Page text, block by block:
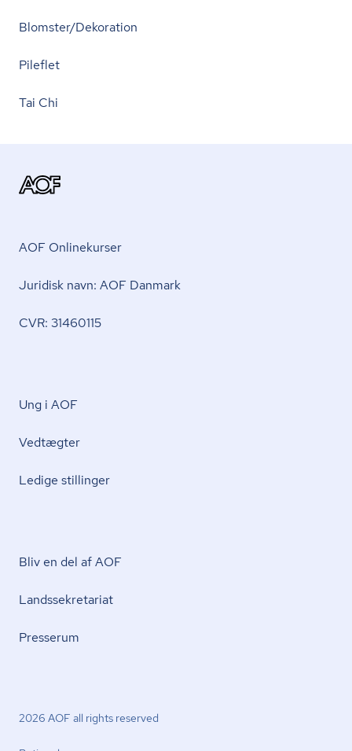
Blomster/Dekoration
Pileflet
Tai Chi
AOF Onlinekurser
Juridisk navn: AOF Danmark
CVR: 31460115
Ung i AOF
Vedtægter
Ledige stillinger
Bliv en del af AOF
Lands­se­kre­ta­ri­at
Presserum
2026 AOF all rights reserved